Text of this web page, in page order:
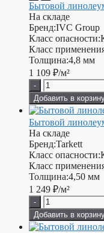
Бытовой
На складе
Бренд:IVC Group
Класс опасности:
Класс
Толщина:4,8 мм
1 109 ₽/м²
-
Добавить в
Бытовой
На складе
Бренд:Tarkett
Класс опасности:
Класс
Толщина:4,50 мм
1 249 ₽/м²
-
Добавить в